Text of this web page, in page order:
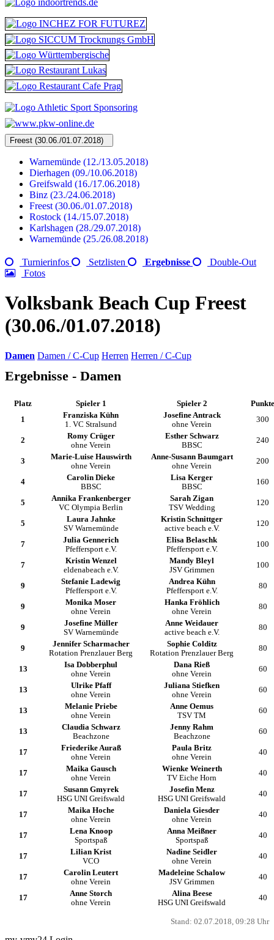
Warnemünde (12./13.05.2018)
Dierhagen (09./10.06.2018)
Greifswald (16./17.06.2018)
Binz (23./24.06.2018)
Freest (30.06./01.07.2018)
Rostock (14./15.07.2018)
Karlshagen (28./29.07.2018)
Warnemünde (25./26.08.2018)
Turnierinfos Setzlisten Ergebnisse
Double-Out
Fotos
Volksbank Beach Cup Freest
(30.06./01.07.2018)
Damen Damen / C-Cup Herren Herren / C-Cup
Ergebnisse - Damen
Platz Spieler 1 Spieler 2
Punkte
1
Franziska Kühn
1. VC Stralsund
Josefine Antrack
ohne Verein
300
2
Romy Crüger
ohne Verein
Esther Schwarz
BBSC
240
3
Marie-Luise Hauswirth
ohne Verein
Anne-Susann Baumgart
ohne Verein
200
4
Carolin Dieke
BBSC
Lisa Kerger
BBSC
160
5
Annika Frankenberger
VC Olympia Berlin
Sarah Zigan
TSV Wedding
120
5
Laura Jahnke
SV Warnemünde
Kristin Schnittger
active beach e.V.
120
7
Julia Gennerich
Pfeffersport e.V.
Elisa Belaschk
Pfeffersport e.V.
100
7
Kristin Wenzel
eldenabeach e.V.
Mandy Bleyl
JSV Grimmen
100
9
Stefanie Ladewig
Pfeffersport e.V.
Andrea Kühn
Pfeffersport e.V.
80
9
Monika Moser
ohne Verein
Hanka Fröhlich
ohne Verein
80
9
Josefine Müller
SV Warnemünde
Anne Weidauer
active beach e.V.
80
9
Jennifer Scharmacher
Rotation Prenzlauer Berg
Sophie Colditz
Rotation Prenzlauer Berg
80
13
Isa Dobberphul
ohne Verein
Dana Rieß
ohne Verein
60
13
Ulrike Pfaff
ohne Verein
Juliana Stiefken
ohne Verein
60
13
Melanie Priebe
ohne Verein
Anne Oemus
TSV TM
60
13
Claudia Schwarz
Beachzone
Jenny Rahm
Beachzone
60
17
Friederike Auraß
ohne Verein
Paula Britz
ohne Verein
40
17
Maika Gausch
ohne Verein
Wienke Weinerth
TV Eiche Horn
40
17
Susann Gmyrek
HSG UNI Greifswald
Josefin Menz
HSG UNI Greifswald
40
17
Maika Hoche
ohne Verein
Daniela Giesder
ohne Verein
40
17
Lena Knoop
Sportspaß
Anna Meißner
Sportspaß
40
17
Lilian Krist
VCO
Nadine Seidler
ohne Verein
40
17
Carolin Leutert
ohne Verein
Madeleine Schalow
JSV Grimmen
40
17
Anne Storch
ohne Verein
Alina Beese
HSG UNI Greifswald
40
Stand: 02.07.2018, 09:28 Uhr